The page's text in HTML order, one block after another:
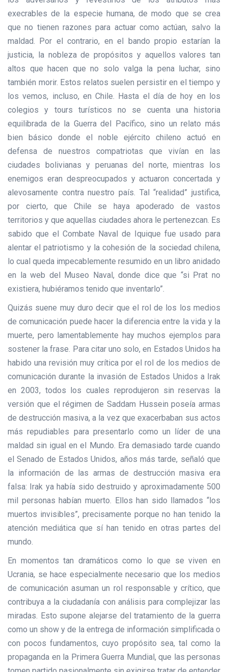
execrables de la especie humana, de modo que se crea
que no tienen razones para actuar como actúan, salvo la
maldad. Por el contrario, en el bando propio estarían la
justicia, la nobleza de propósitos y aquellos valores tan
altos que hacen que no solo valga la pena luchar, sino
también morir. Estos relatos suelen persistir en el tiempo y
los vemos, incluso, en Chile. Hasta el día de hoy en los
colegios y tours turísticos no se cuenta una historia
equilibrada de la Guerra del Pacífico, sino un relato más
bien básico donde el noble ejército chileno actuó en
defensa de nuestros compatriotas que vivían en las
ciudades bolivianas y peruanas del norte, mientras los
enemigos eran despreocupados y actuaron concertada y
alevosamente contra nuestro país. Tal “realidad” justifica,
por cierto, que Chile se haya apoderado de vastos
territorios y que aquellas ciudades ahora le pertenezcan. Es
sabido que el Combate Naval de Iquique fue usado para
alentar el patriotismo y la cohesión de la sociedad chilena,
lo cual queda impecablemente resumido en un libro anidado
en la web del Museo Naval, donde dice que “si Prat no
existiera, hubiéramos tenido que inventarlo”.
Quizás suene muy duro decir que el rol de los los medios
de comunicación puede hacer la diferencia entre la vida y la
muerte, pero lamentablemente hay muchos ejemplos para
sostener la frase. Para citar uno solo, en Estados Unidos ha
habido una revisión muy crítica por el rol de los medios de
comunicación durante la invasión de Estados Unidos a Irak
en 2003, todos los cuales reprodujeron sin reservas la
versión que el régimen de Saddam Hussein poseía armas
de destrucción masiva, a la vez que exacerbaban sus actos
más repudiables para presentarlo como un líder de una
maldad sin igual en el Mundo. Era demasiado tarde cuando
el Senado de Estados Unidos, años más tarde, señaló que
la información de las armas de destrucción masiva era
falsa: Irak ya había sido destruido y aproximadamente 500
mil personas habían muerto. Ellos han sido llamados “los
muertos invisibles”, precisamente porque no han tenido la
atención mediática que sí han tenido en otras partes del
mundo.
En momentos tan dramáticos como lo que se viven en
Ucrania, se hace especialmente necesario que los medios
de comunicación asuman un rol responsable y crítico, que
contribuya a la ciudadanía con análisis para complejizar las
miradas. Esto supone alejarse del tratamiento de la guerra
como un show y de la entrega de información simplificada o
con pocos fundamentos, cuyo propósito sea, tal como la
propaganda en la Primera Guerra Mundial, que las personas